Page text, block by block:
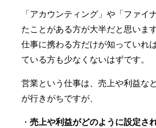
「アカウンティング」や「ファイ
たことがある方が大半だと思いま
仕事に携わる方だけが知っていれ
ている方も少なくないはずです。
営業という仕事は、売上や利益な
が行きがちですが、
売上や利益がどのように設定さ